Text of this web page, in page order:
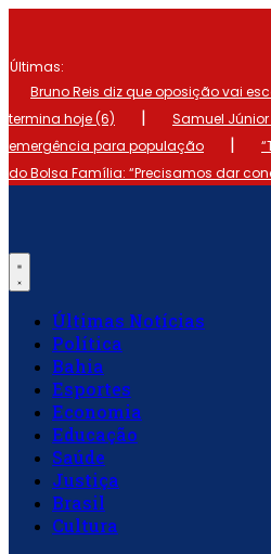
o
conteúdo
Últimas:
Bruno Reis diz que oposição vai
termina hoje (6)
| Samuel
emergência para população
|
do Bolsa Família: “Precisamos dar
Últimas Notícias
Política
Bahia
Esportes
Economia
Educação
Saúde
Justiça
Brasil
Cultura